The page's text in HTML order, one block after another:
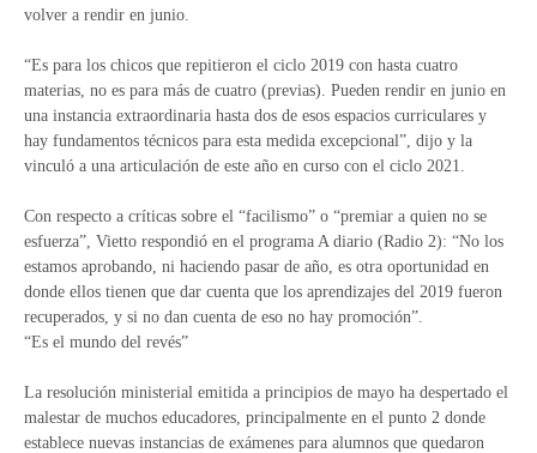
volver a rendir en junio.
“Es para los chicos que repitieron el ciclo 2019 con hasta cuatro
materias, no es para más de cuatro (previas). Pueden rendir en junio en
una instancia extraordinaria hasta dos de esos espacios curriculares y
hay fundamentos técnicos para esta medida excepcional”, dijo y la
vinculó a una articulación de este año en curso con el ciclo 2021.
Con respecto a críticas sobre el “facilismo” o “premiar a quien no se
esfuerza”, Vietto respondió en el programa A diario (Radio 2): “No los
estamos aprobando, ni haciendo pasar de año, es otra oportunidad en
donde ellos tienen que dar cuenta que los aprendizajes del 2019 fueron
recuperados, y si no dan cuenta de eso no hay promoción”.
“Es el mundo del revés”
La resolución ministerial emitida a principios de mayo ha despertado el
malestar de muchos educadores, principalmente en el punto 2 donde
establece nuevas instancias de exámenes para alumnos que quedaron